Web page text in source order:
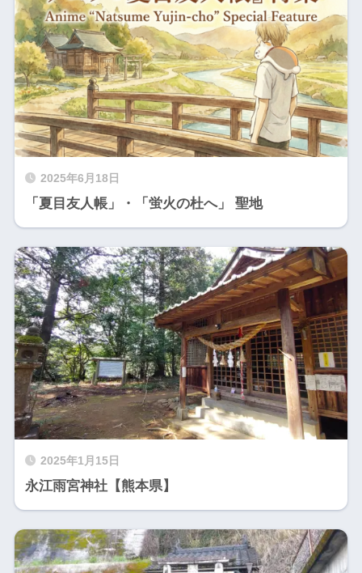
2025年6月18日
「夏目友人帳」・「蛍火の杜へ」 聖地
2025年1月15日
永江雨宮神社【熊本県】